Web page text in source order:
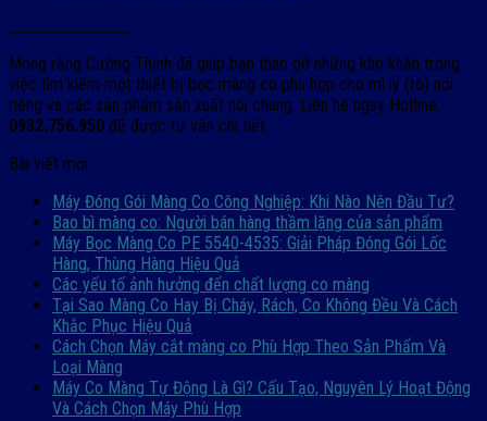
Mong rằng Cường Thịnh đã giúp bạn tháo gỡ những khó khăn trong
việc tìm kiếm một thiết bị bọc màng co phù hợp cho mì ly (tô) nói
riêng và các sản phẩm sản xuất nói chung. Liên hệ ngay Hotline:
0932.756.950 để được tư vấn chi tiết.
Bài viết mới
Máy Đóng Gói Màng Co Công Nghiệp: Khi Nào Nên Đầu Tư?
Bao bì màng co: Người bán hàng thầm lặng của sản phẩm
Máy Bọc Màng Co PE 5540-4535: Giải Pháp Đóng Gói Lốc
Hàng, Thùng Hàng Hiệu Quả
Các yếu tố ảnh hưởng đến chất lượng co màng
Tại Sao Màng Co Hay Bị Cháy, Rách, Co Không Đều Và Cách
Khắc Phục Hiệu Quả
Cách Chọn Máy cắt màng co Phù Hợp Theo Sản Phẩm Và
Loại Màng
Máy Co Màng Tự Động Là Gì? Cấu Tạo, Nguyên Lý Hoạt Động
Và Cách Chọn Máy Phù Hợp